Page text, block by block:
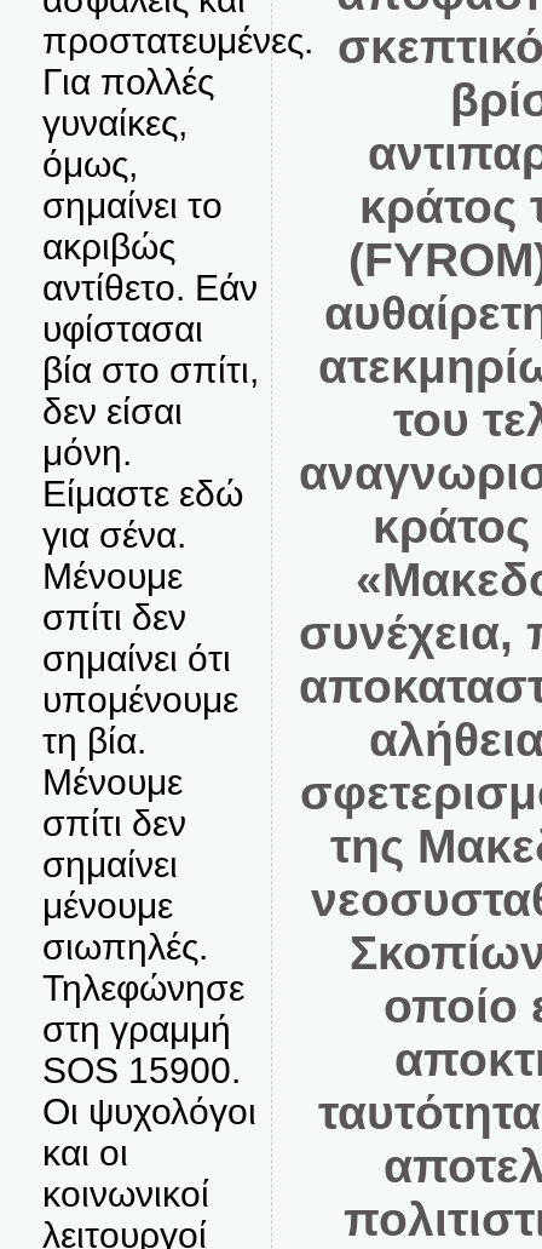
προστατευμένες.
Για πολλές
γυναίκες,
όμως,
σημαίνει το
ακριβώς
αντίθετο. Εάν
υφίστασαι
βία στο σπίτι,
δεν είσαι
μόνη.
Είμαστε εδώ
για σένα.
Μένουμε
σπίτι δεν
σημαίνει ότι
υπομένουμε
τη βία.
Μένουμε
σπίτι δεν
σημαίνει
μένουμε
σιωπηλές.
Τηλεφώνησε
στη γραμμή
SOS 15900.
Οι ψυχολόγοι
και οι
κοινωνικοί
λειτουργοί
κράτος
του
συνέχεια,
της
οποίο